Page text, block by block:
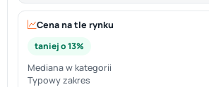
Cena na tle rynku
taniej o 13%
Mediana w kategorii
Typowy zakres